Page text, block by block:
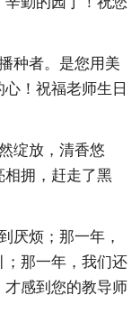
种者。是您用美
！祝福老师生日
绽放，清香悠
相拥，赶走了黑
厌烦；那一年，
那一年，我们还
才感到您的教导师